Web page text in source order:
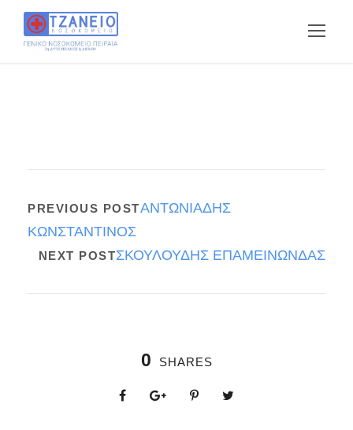
PREVIOUS POSTΑΝΤΩΝΙΑΔΗΣ
ΚΩΝΣΤΑΝΤΙΝΟΣ
NEXT POSTΣΚΟΥΛΟΥΔΗΣ ΕΠΑΜΕΙΝΩΝΔΑΣ
0 SHARES